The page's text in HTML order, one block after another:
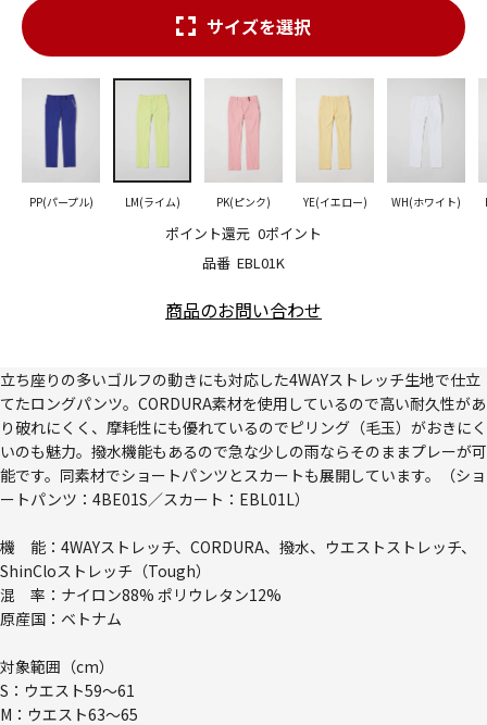
品番 EBL01K
ポイント還元 0ポイント
サイズを選択
PP(パープル) LM(ライム) PK(ピンク) YE(イエロー) WH(ホワイト)
商品のお問い合わせ
立ち座りの多いゴルフの動きにも対応した4WAYストレッチ生地で仕立
てたロングパンツ。CORDURA素材を使用しているので高い耐久性があ
り破れにくく、摩耗性にも優れているのでピリング（毛玉）がおきにく
いのも魅力。撥水機能もあるので急な少しの雨ならそのままプレーが可
能です。同素材でショートパンツとスカートも展開しています。（ショ
ートパンツ：4BE01S／スカート：EBL01L）
機 能：4WAYストレッチ、CORDURA、撥水、ウエストストレッチ、
ShinCloストレッチ（Tough）
混 率：ナイロン88% ポリウレタン12%
原産国：ベトナム
対象範囲（cm）
S：ウエスト59～61
M：ウエスト63～65